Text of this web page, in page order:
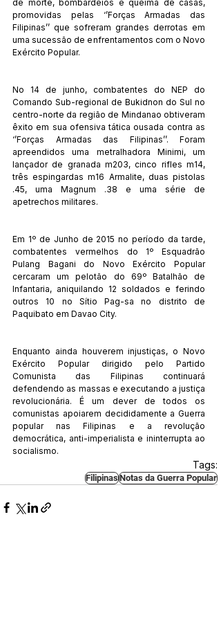
de morte, bombardeios e queima de casas,
promovidas pelas ‘’Forças Armadas das
Filipinas’’ que sofreram grandes derrotas em
uma sucessão de enfrentamentos com o Novo
Exército Popular.
No 14 de junho, combatentes do NEP do
Comando Sub-regional de Bukidnon do Sul no
centro-norte da região de Mindanao obtiveram
êxito em sua ofensiva tática ousada contra as
‘’Forças Armadas das Filipinas’’. Foram
apreendidos uma metralhadora Minimi, um
lançador de granada m203, cinco rifles m14,
três espingardas m16 Armalite, duas pistolas
.45, uma Magnum .38 e uma série de
apetrechos militares.
Em 1º de Junho de 2015 no período da tarde,
combatentes vermelhos do 1º Esquadrão
Pulang Bagani do Novo Exército Popular
cercaram um pelotão do 69º Batalhão de
Infantaria, aniquilando 12 soldados e ferindo
outros 10 no Sítio Pag-sa no distrito de
Paquibato em Davao City.
Enquanto ainda houverem injustiças, o Novo
Exército Popular dirigido pelo Partido
Comunista das Filipinas continuará
defendendo as massas e executando a justiça
revolucionária. É um dever de todos os
comunistas apoiarem decididamente a Guerra
popular nas Filipinas e a revolução
democrática, anti-imperialista e ininterrupta ao
socialismo.
Tags:
FilipinasNotas da Guerra Popular